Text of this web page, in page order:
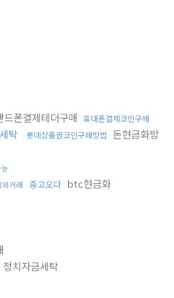
드폰결제테더구매 휴대폰결제코인구매
탁 롯데상품권코인구매방법
돈현금화방
외거래 중고오다 btc현금화
정치자금세탁